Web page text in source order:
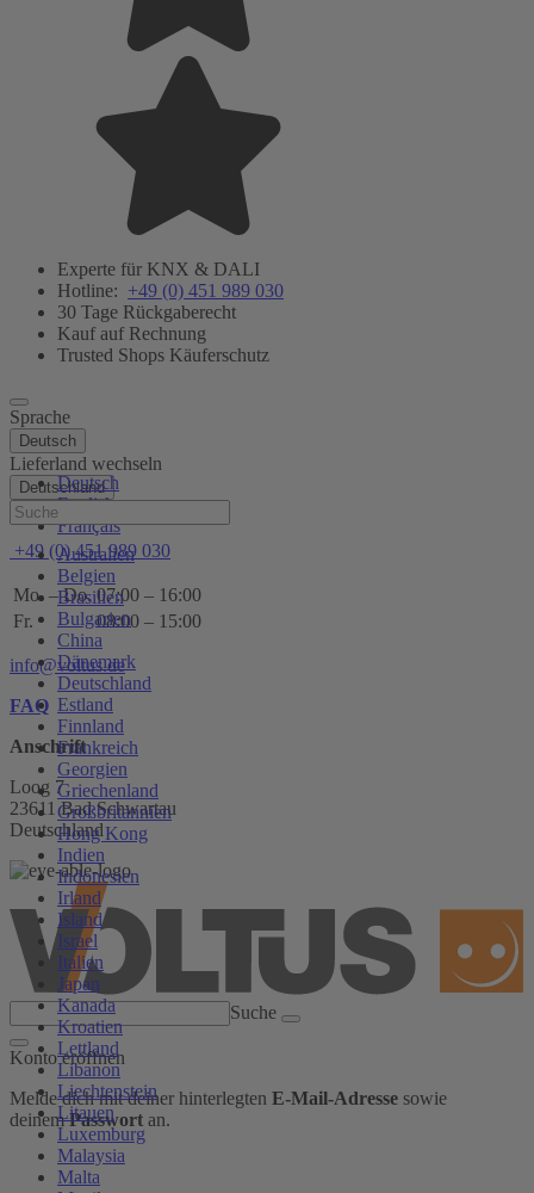
Experte für KNX & DALI
Hotline: +49 (0) 451 989 030
30 Tage Rückgaberecht
Kauf auf Rechnung
Trusted Shops Käuferschutz
Sprache
Deutsch
Deutsch
English
Français
Lieferland wechseln
Deutschland
Australien
Belgien
Brasilien
Bulgarien
China
Dänemark
Deutschland
Estland
Finnland
Frankreich
Georgien
Griechenland
Großbritannien
Hong Kong
Indien
Indonesien
Irland
Island
Israel
Italien
Japan
Kanada
Kroatien
Lettland
Libanon
Liechtenstein
Litauen
Luxemburg
Malaysia
Malta
Hilfe
+49 (0) 451 989 030
Mo. – Do. 07:00 – 16:00
Fr.
08:00 – 15:00
info@voltus.de
FAQ
Anschrift
Loog 7
23611 Bad Schwartau
Deutschland
Suche
Konto eröffnen
Melde dich mit deiner hinterlegten E-Mail-Adresse sowie
deinemPasswort an.